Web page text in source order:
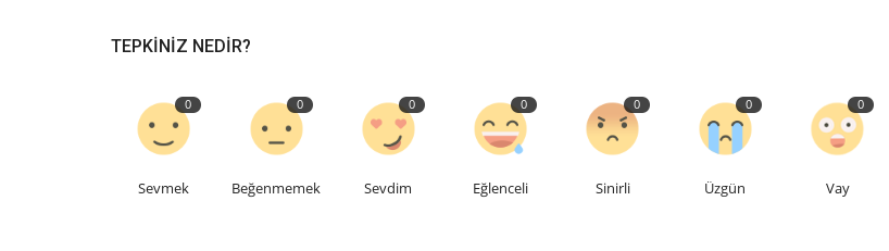
TEPKINIZ NEDIR?
0
Sevmek
0
Beğenmemek
0
Sevdim
0
Eğlenceli
0
Sinirli
0
Üzgün
0
Vay